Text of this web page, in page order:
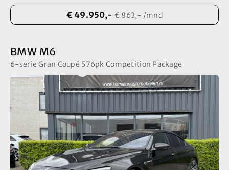
€ 49.950,- € 863,- /mnd
BMW M6
6-serie Gran Coupé 576pk Competition Package